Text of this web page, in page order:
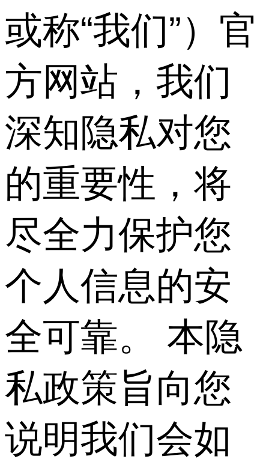
或称“我们”）官
方网站，我们
深知隐私对您
的重要性，将
尽全力保护您
个人信息的安
全可靠。 本隐
私政策旨向您
说明我们会如